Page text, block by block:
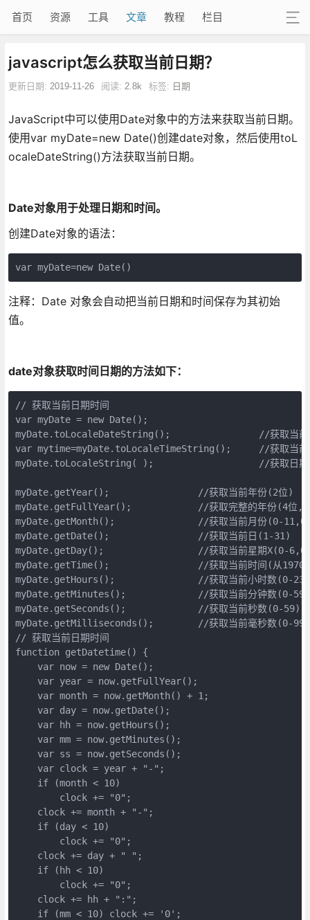
首页 资源 工具 文章 教程 栏目
javascript怎么获取当前日期？
更新日期: 2019-11-26 阅读: 2.8k 标签: 日期
JavaScript中可以使用Date对象中的方法来获取当前日期。
使用var myDate=new Date()创建date对象，然后使用toL
ocaleDateString()方法获取当前日期。
Date对象用于处理日期和时间。
创建Date对象的语法：
var myDate=new Date()
注释：Date 对象会自动把当前日期和时间保存为其初始
值。
date对象获取时间日期的方法如下：
// 获取当前日期时间
var myDate = new Date();
myDate.toLocaleDateString();                //获取当前
var mytime=myDate.toLocaleTimeString();     //获取当前
myDate.toLocaleString( );                   //获取日期
myDate.getYear();                //获取当前年份(2位)
myDate.getFullYear();            //获取完整的年份(4位
myDate.getMonth();               //获取当前月份(0-11,0
myDate.getDate();                //获取当前日(1-31)
myDate.getDay();                 //获取当前星期X(0-6,0代
myDate.getTime();                //获取当前时间(从
myDate.getHours();               //获取当前小时数(0-23)
myDate.getMinutes();             //获取当前分钟数(0-59)
myDate.getSeconds();             //获取当前秒数(0-59)
myDate.getMilliseconds();        //获取当前毫秒数(0-
// 获取当前日期时间
function getDatetime() {
    var now = new Date();
    var year = now.getFullYear();
    var month = now.getMonth() + 1;
    var day = now.getDate();
    var hh = now.getHours();
    var mm = now.getMinutes();
    var ss = now.getSeconds();
    var clock = year + "-";
    if (month < 10)
        clock += "0";
    clock += month + "-";
    if (day < 10)
        clock += "0";
    clock += day + " ";
    if (hh < 10)
        clock += "0";
    clock += hh + ":";
    if (mm < 10) clock += '0';